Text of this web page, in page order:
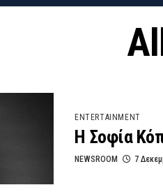
ENTERTAINMENT
Η Σοφία
NEWSROOM 7